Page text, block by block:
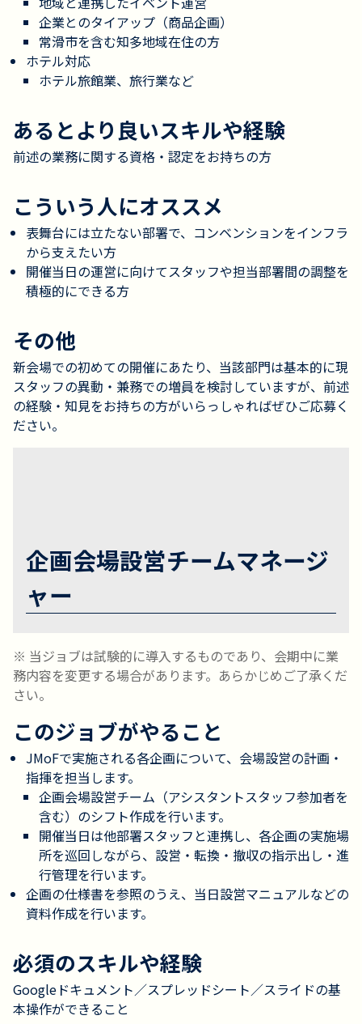
企業とのタイアップ（商品企画）
常滑市を含む知多地域在住の方
ホテル対応
ホテル旅館業、旅行業など
あるとより良いスキルや経験
前述の業務に関する資格・認定をお持ちの方
こういう人にオススメ
表舞台には立たない部署で、コンベンションをインフラ
から支えたい方
開催当日の運営に向けてスタッフや担当部署間の調整を
積極的にできる方
その他
新会場での初めての開催にあたり、当該部門は基本的に現
スタッフの異動・兼務での増員を検討していますが、前述
の経験・知見をお持ちの方がいらっしゃればぜひご応募く
ださい。
企画会場設営チームマネージ
ャー
※ 当ジョブは試験的に導入するものであり、会期中に業
務内容を変更する場合があります。あらかじめご了承くだ
さい。
このジョブがやること
JMoFで実施される各企画について、会場設営の計画・
指揮を担当します。
企画会場設営チーム（アシスタントスタッフ参加者を
含む）のシフト作成を行います。
開催当日は他部署スタッフと連携し、各企画の実施場
所を巡回しながら、設営・転換・撤収の指示出し・進
行管理を行います。
企画の仕様書を参照のうえ、当日設営マニュアルなどの
資料作成を行います。
必須のスキルや経験
Googleドキュメント／スプレッドシート／スライドの基
本操作ができること